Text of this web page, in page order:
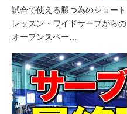
試合で使える勝つ為のショート
レッスン・ワイドサーブからの
オープンスペー…